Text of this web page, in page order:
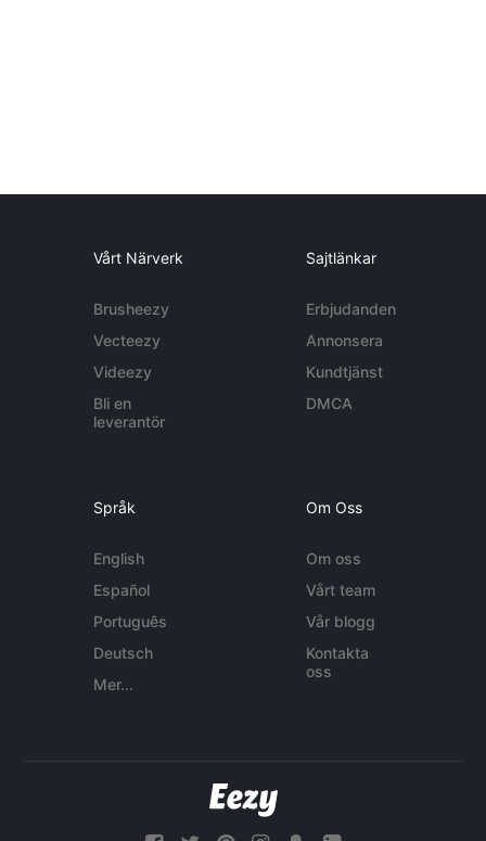
Vårt Närverk
Brusheezy
Vecteezy
Videezy
Bli en
leverantör
Sajtlänkar
Erbjudanden
Annonsera
Kundtjänst
DMCA
Språk
English
Español
Português
Deutsch
Mer...
Om Oss
Om oss
Vårt team
Vår blogg
Kontakta
oss